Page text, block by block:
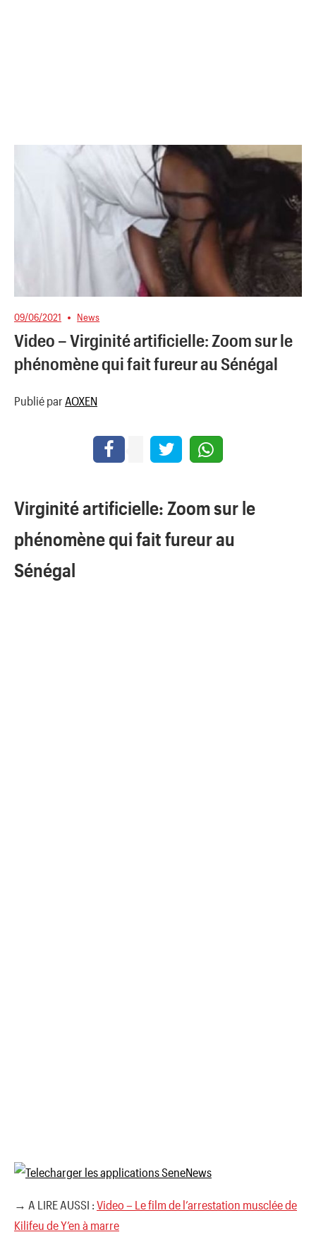
09/06/2021 News
Video – Virginité artificielle: Zoom sur le
phénomène qui fait fureur au Sénégal
Publié par AOXEN
Virginité artificielle: Zoom sur le
phénomène qui fait fureur au
Sénégal
→ A LIRE AUSSI : Video – Le film de l’arrestation musclée de
Kilifeu de Y’en à marre